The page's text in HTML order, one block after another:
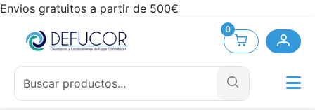
Envios gratuitos a partir de 500€
0